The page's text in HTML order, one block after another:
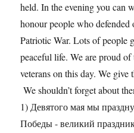
held. In the evening you can
honour people who
Patriotic War. Lots of people
peaceful life. We are proud
veterans on this day. We give
We shouldn’t forget about
1) Девятого мая мы
Победы - великий